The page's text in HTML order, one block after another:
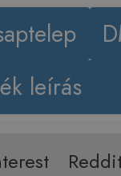
leírás